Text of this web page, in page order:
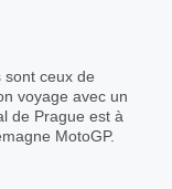
sont ceux de
voyage avec un
de Prague est à
MotoGP.